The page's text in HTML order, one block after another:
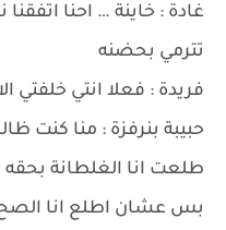
غادة : خاينة … احنا
تترمي بحضنه
فريدة : فعلا انتي خلفتي
حبيبة بنرفزة : منا كنت
طلعت انا الغلطانة
بس عشان اطلع انا الصح